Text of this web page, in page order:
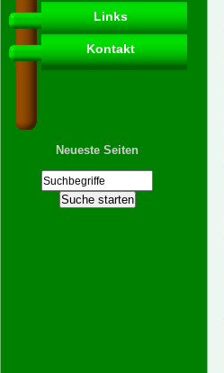
Links
Kontakt
Neueste Seiten